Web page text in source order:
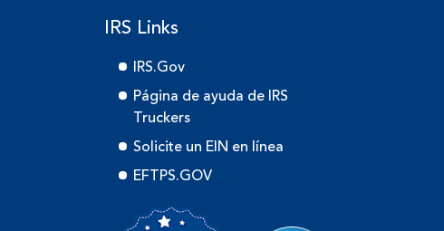
IRS Links
IRS.Gov
Página de ayuda de IRS
Truckers
Solicite un EIN en línea
EFTPS.GOV